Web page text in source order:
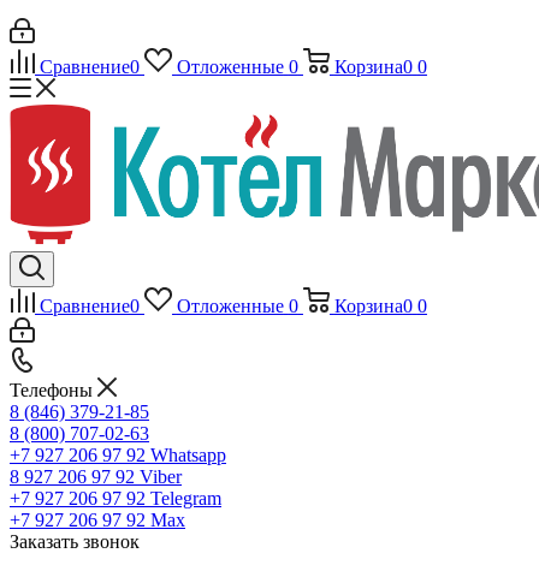
Сравнение0 Отложенные 0 Корзина0 0
Сравнение0 Отложенные 0 Корзина0 0
Телефоны
8 (846) 379-21-85
8 (800) 707-02-63
+7 927 206 97 92 Whatsapp
8 927 206 97 92 Viber
+7 927 206 97 92 Telegram
+7 927 206 97 92 Max
Заказать звонок